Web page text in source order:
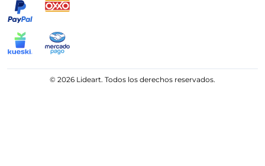
© 2026 Lideart. Todos los derechos reservados.